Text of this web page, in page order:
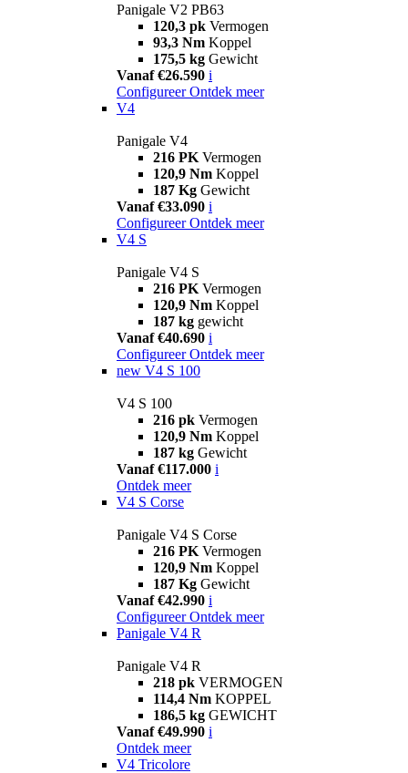
Panigale V2 PB63
120,3 pk Vermogen
93,3 Nm Koppel
175,5 kg Gewicht
Vanaf €26.590 i
Configureer Ontdek meer
V4
Panigale V4
216 PK Vermogen
120,9 Nm Koppel
187 Kg Gewicht
Vanaf €33.090 i
Configureer Ontdek meer
V4 S
Panigale V4 S
216 PK Vermogen
120,9 Nm Koppel
187 kg gewicht
Vanaf €40.690 i
Configureer Ontdek meer
new V4 S 100
V4 S 100
216 pk Vermogen
120,9 Nm Koppel
187 kg Gewicht
Vanaf €117.000 i
Ontdek meer
V4 S Corse
Panigale V4 S Corse
216 PK Vermogen
120,9 Nm Koppel
187 Kg Gewicht
Vanaf €42.990 i
Configureer Ontdek meer
Panigale V4 R
Panigale V4 R
218 pk VERMOGEN
114,4 Nm KOPPEL
186,5 kg GEWICHT
Vanaf €49.990 i
Ontdek meer
V4 Tricolore